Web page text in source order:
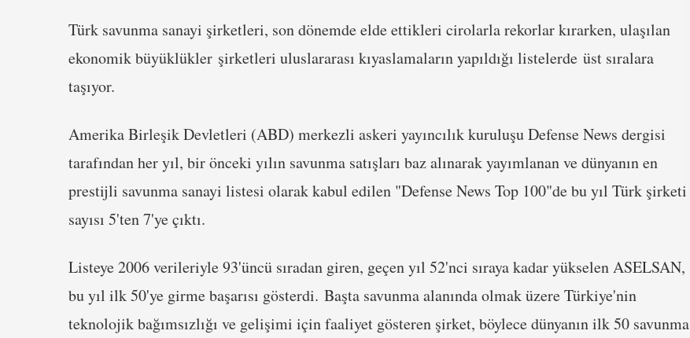
Türk savunma sanayi şirketleri, son dönemde elde ettikleri cirolarla rekorlar kırarken, ulaşılan
ekonomik büyüklükler şirketleri uluslararası kıyaslamaların yapıldığı listelerde üst sıralara
taşıyor.
Amerika Birleşik Devletleri (ABD) merkezli askeri yayıncılık kuruluşu Defense News dergisi
tarafından her yıl, bir önceki yılın savunma satışları baz alınarak yayımlanan ve dünyanın en
prestijli savunma sanayi listesi olarak kabul edilen "Defense News Top 100"de bu yıl Türk şirketi
sayısı 5'ten 7'ye çıktı.
Listeye 2006 verileriyle 93'üncü sıradan giren, geçen yıl 52'nci sıraya kadar yükselen ASELSAN,
bu yıl ilk 50'ye girme başarısı gösterdi. Başta savunma alanında olmak üzere Türkiye'nin
teknolojik bağımsızlığı ve gelişimi için faaliyet gösteren şirket, böylece dünyanın ilk 50 savunma